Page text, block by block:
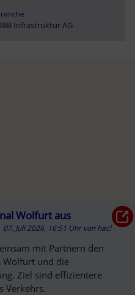
Infrastruktur AG
Wolfurt aus
07. Juli 2026, 16:51 Uhr vonhacl
mit Partnern den
Wolfurt und die
Ziel sind effizientere
Verkehrs.